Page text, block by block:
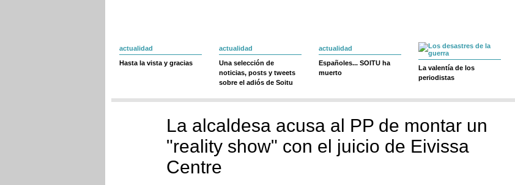
actualidad
Hasta la vista y gracias
actualidad
Una selección de
noticias, posts y tweets
sobre el adiós de Soitu
actualidad
Españoles... SOITU ha
muerto
La valentía de los
periodistas
La alcaldesa acusa al PP de montar un
"reality show" con el juicio de Eivissa
Centre